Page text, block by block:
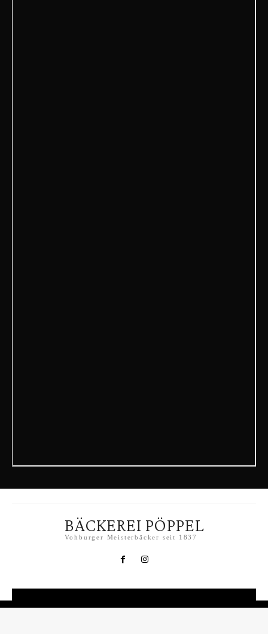
BÄCKEREI PÖPPEL
Vohburger Meisterbäcker seit 1837